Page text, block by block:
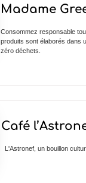
Madame
Consommez responsable
produits sont élaborés dans
zéro déchets.
Café
L'Astronef, un bouillon